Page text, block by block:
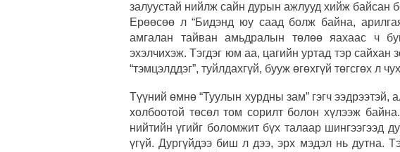
залуустай нийлж сайн дурын ажлууд хийж байсан
Ерөөсөө л “Бидэнд юу саад болж байна,
амгалан тайван амьдралын төлөө яахаас ч
эхэлчихэж. Тэгдэг юм аа, цагийн уртад тэр сайхан
“тэмцэлддэг”, туйлдахгүй, бууж өгөхгүй төгсгөх л
Түүний өмнө “Туулын хурдны зам” гэгч ээдрээтэй,
холбоотой төсөл том сорилт болон хүлээж
нийтийн үгийг боломжит бүх талаар шингээгээд
үгүй. Дургүйдээ биш л дээ, эрх мэдэл нь дутна.